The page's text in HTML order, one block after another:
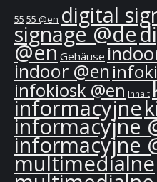
55 55 @en digital
signage @de
@enGehäuse
indoor @en
infokiosk @en Inhalt
informacyjne
informacyjne
informacyjne
multimedialne